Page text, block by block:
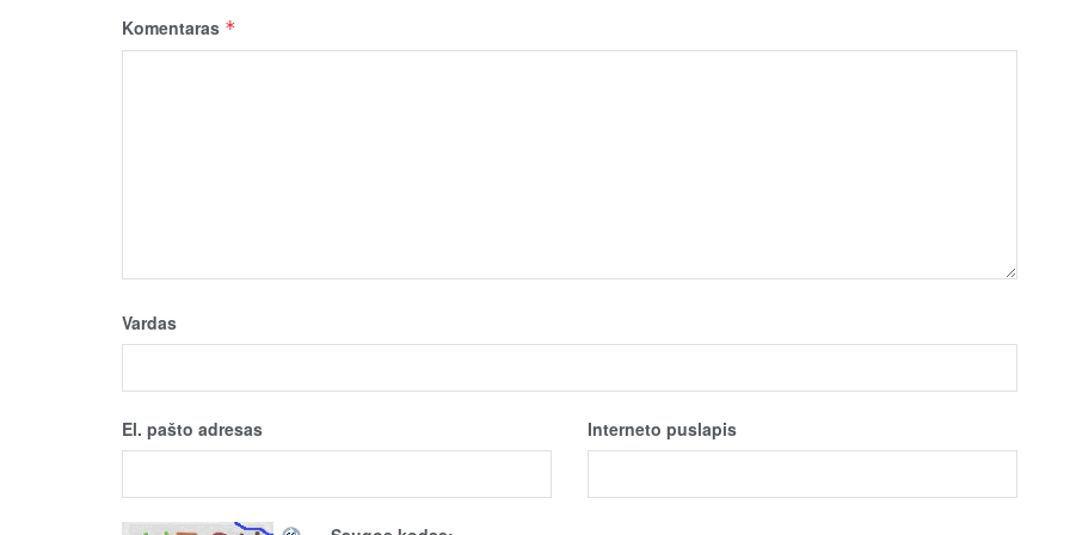
Komentaras *
Vardas
El. pašto adresas Interneto puslapis